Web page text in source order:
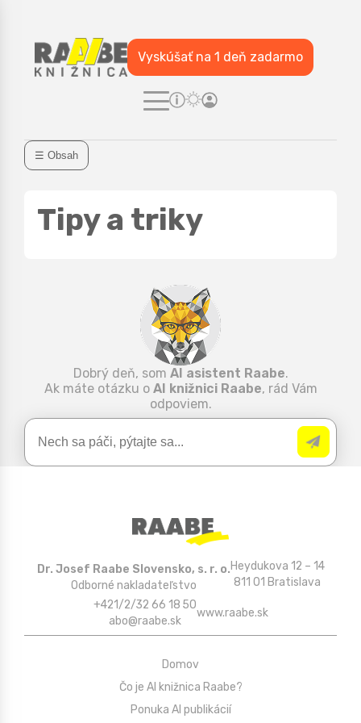
Vyskúšať na 1 deň zadarmo
☰ Obsah
Tipy a triky
Dobrý deň, som AI asistent Raabe.
Ak máte otázku o AI knižnici Raabe, rád Vám
odpoviem.
Dr. Josef Raabe Slovensko, s. r. o.
Odborné nakladateľstvo
Heydukova 12 – 14
811 01 Bratislava
+421/2/32 66 18 50
abo@raabe.sk
www.raabe.sk
Domov
Čo je AI knižnica Raabe?
Ponuka AI publikácií